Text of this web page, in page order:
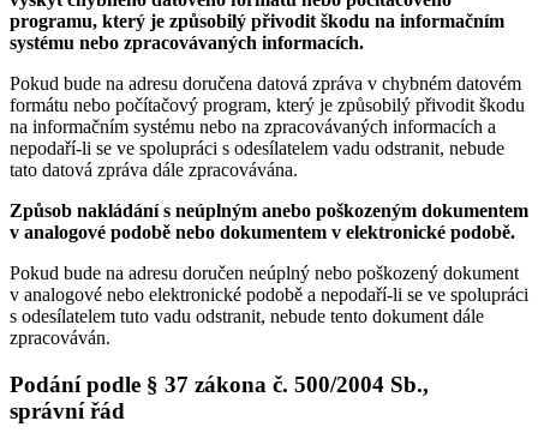
programu, který je způsobilý přivodit škodu na informačním
systému nebo zpracovávaných informacích.
Pokud bude na adresu doručena datová zpráva v chybném datovém
formátu nebo počítačový program, který je způsobilý přivodit škodu
na informačním systému nebo na zpracovávaných informacích a
nepodaří-li se ve spolupráci s odesílatelem vadu odstranit, nebude
tato datová zpráva dále zpracovávána.
Způsob nakládání s neúplným anebo poškozeným dokumentem
v analogové podobě nebo dokumentem v elektronické podobě.
Pokud bude na adresu doručen neúplný nebo poškozený dokument
v analogové nebo elektronické podobě a nepodaří-li se ve spolupráci
s odesílatelem tuto vadu odstranit, nebude tento dokument dále
zpracováván.
Podání podle § 37 zákona č. 500/2004 Sb.,
správní řád